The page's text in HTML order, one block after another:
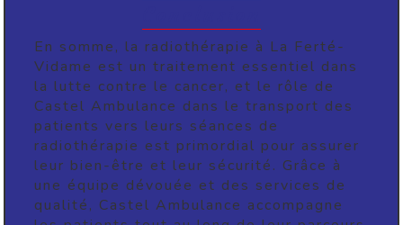
En somme, la radiothérapie à La Ferté-
Vidame est un traitement essentiel dans
la lutte contre le cancer, et le rôle de
Castel Ambulance dans le transport des
patients vers leurs séances de
radiothérapie est primordial pour assurer
leur bien-être et leur sécurité. Grâce à
une équipe dévouée et des services de
qualité, Castel Ambulance accompagne